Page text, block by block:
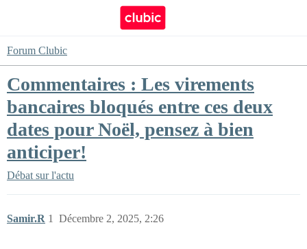
Forum Clubic
Commentaires : Les virements
bancaires bloqués entre ces deux
dates pour Noël, pensez à bien
anticiper!
Débat sur l'actu
Samir.R Décembre 2, 2025, 2:26
1